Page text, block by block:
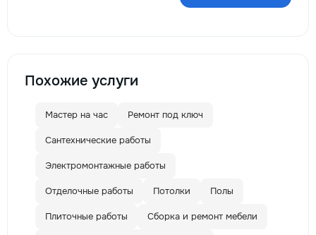
Похожие услуги
Мастер на час Ремонт под ключ
Сантехнические работы
Электромонтажные работы
Отделочные работы Потолки Полы
Плиточные работы Сборка и ремонт мебели